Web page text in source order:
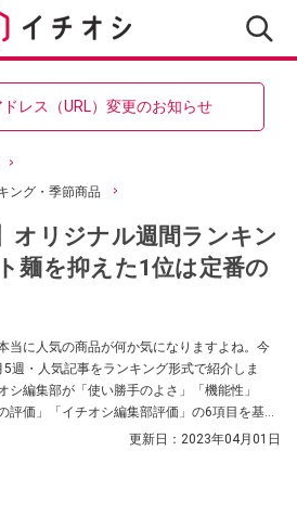
レス（URL）変更のお知らせ
ング・季節商品
オリジナル週間ランキン
麺を抑えた1位は定番の
当に人気の商品が何か気になりますよね。今
週・人気記事をランキング形式で紹介しま
シ編集部が「使い勝手のよさ」「機能性」
評価」「イチオシ編集部評価」の6項目を基準
更新日： 2023年04月01日